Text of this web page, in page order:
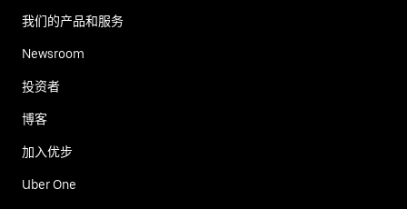
我们的产品和服务
Newsroom
投资者
博客
加入优步
Uber One